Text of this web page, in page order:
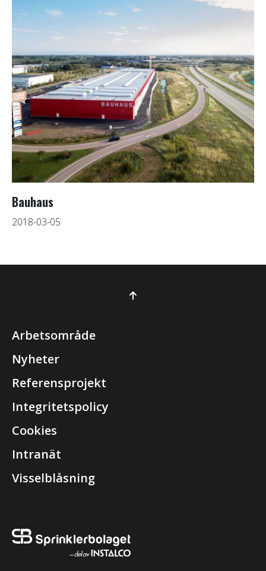
Bauhaus
2018-03-05
Arbetsområde
Nyheter
Referensprojekt
Integritetspolicy
Cookies
Intranät
Visselblåsning